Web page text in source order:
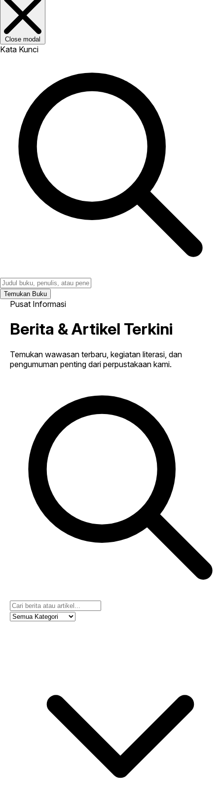
Close modal
Kata Kunci
Temukan Buku
Pusat Informasi
Berita & Artikel Terkini
Temukan wawasan terbaru, kegiatan literasi, dan
pengumuman penting dari perpustakaan kami.